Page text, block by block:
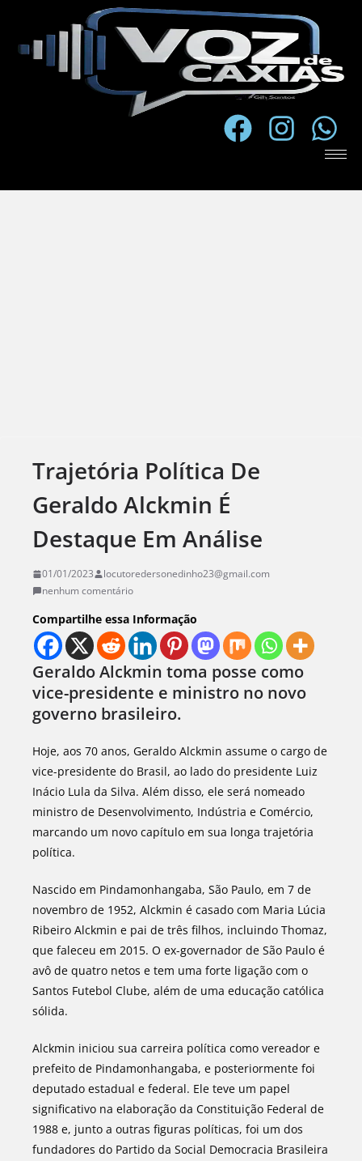
Trajetória Política De
Geraldo Alckmin É
Destaque Em Análise
01/01/2023
locutoredersonedinho23@gmail.com
nenhum comentário
Compartilhe essa Informação
Geraldo Alckmin toma posse como
vice-presidente e ministro no novo
governo brasileiro.
Hoje, aos 70 anos, Geraldo Alckmin assume o cargo de
vice-presidente do Brasil, ao lado do presidente Luiz
Inácio Lula da Silva. Além disso, ele será nomeado
ministro de Desenvolvimento, Indústria e Comércio,
marcando um novo capítulo em sua longa trajetória
política.
Nascido em Pindamonhangaba, São Paulo, em 7 de
novembro de 1952, Alckmin é casado com Maria Lúcia
Ribeiro Alckmin e pai de três filhos, incluindo Thomaz,
que faleceu em 2015. O ex-governador de São Paulo é
avô de quatro netos e tem uma forte ligação com o
Santos Futebol Clube, além de uma educação católica
sólida.
Alckmin iniciou sua carreira política como vereador e
prefeito de Pindamonhangaba, e posteriormente foi
deputado estadual e federal. Ele teve um papel
significativo na elaboração da Constituição Federal de
1988 e, junto a outras figuras políticas, foi um dos
fundadores do Partido da Social Democracia Brasileira